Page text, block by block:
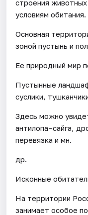
строения
условиям обитания.
Основная
зоной пустынь и
Ее природный мир
Пустынные
суслики,
Здесь можно
антилопа–сайга,
перевязка и мн.
др.
Исконные
На территории
занимает особое